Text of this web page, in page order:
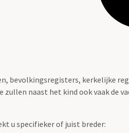
bevolkingsregisters, kerkelijke
naast het kind ook vaak de
u specifieker of juist breder: